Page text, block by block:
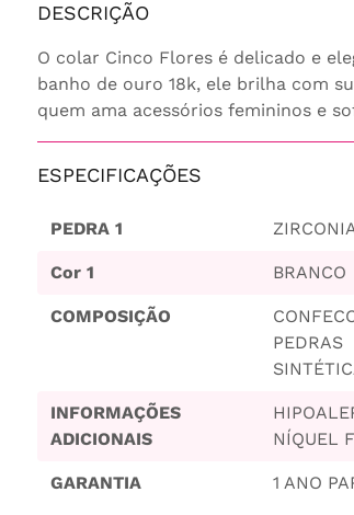
DESCRIÇÃO
O colar Cinco Flores é delicado e
banho de ouro 18k, ele brilha com
quem ama acessórios femininos e
ESPECIFICAÇÕES
PEDRA 1
Cor 1 BRANCO
COMPOSIÇÃO
PEDRAS
INFORMAÇÕES
ADICIONAIS
NÍQUEL
GARANTIA 1 ANO